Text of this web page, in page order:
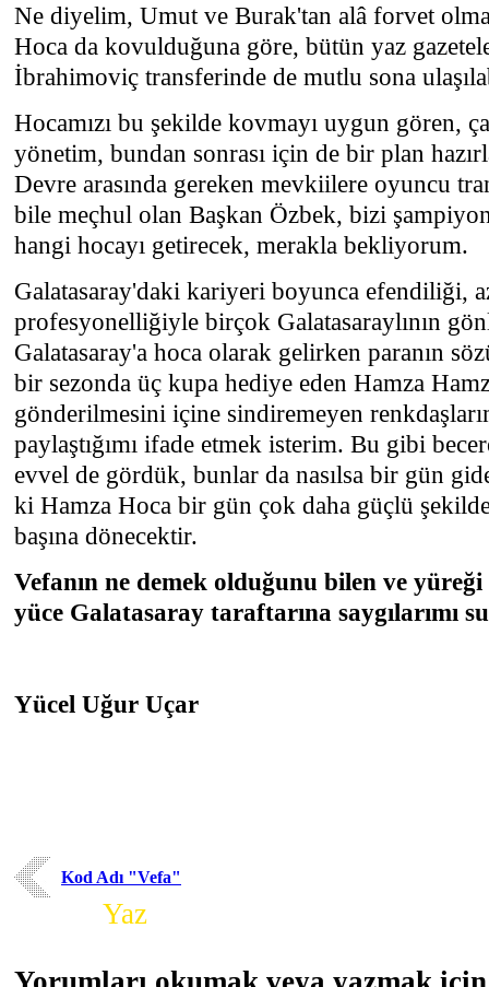
Ne diyelim, Umut ve Burak'tan alâ forvet
Hoca da kovulduğuna göre, bütün yaz
İbrahimoviç transferinde de mutlu sona
Hocamızı bu şekilde kovmayı uygun gören,
yönetim, bundan sonrası için de bir plan
Devre arasında gereken mevkiilere oyuncu
bile meçhul olan Başkan Özbek, bizi
hangi hocayı getirecek, merakla bekliyorum.
Galatasaray'daki kariyeri boyunca efendiliği,
profesyonelliğiyle birçok Galatasaraylının
Galatasaray'a hoca olarak gelirken paranın
bir sezonda üç kupa hediye eden Hamza
gönderilmesini içine sindiremeyen
paylaştığımı ifade etmek isterim. Bu gibi
evvel de gördük, bunlar da nasılsa bir gün
ki Hamza Hoca bir gün çok daha güçlü
başına dönecektir.
Vefanın ne demek olduğunu bilen ve yüreği
yüce Galatasaray taraftarına saygılarımı
Yücel Uğur Uçar
Kod Adı "Vefa"
Yaz